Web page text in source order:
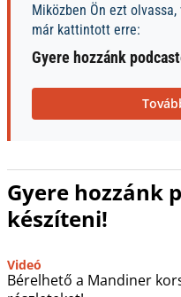
Miközben Ön ezt
már kattintott erre:
Gyere hozzánk
Gyere hozzánk
készíteni!
Videó
Bérelhető a Mandiner